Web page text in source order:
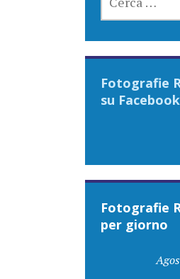
PER:
Fotografie
su Facebook
Fotografie
per giorno